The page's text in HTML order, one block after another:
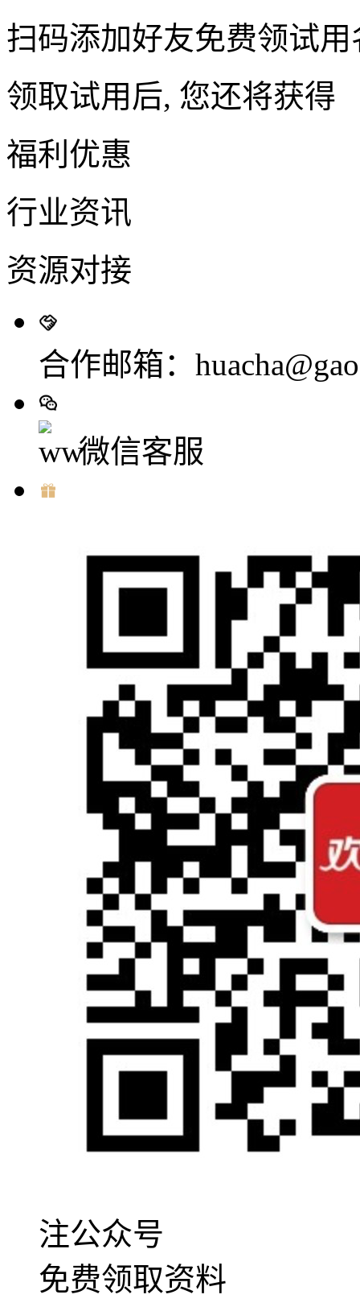
扫码添加好友免费领试用
领取试用后, 您还将获得
福利优惠
行业资讯
资源对接
合作邮箱：
微信客服
注公众号
免费领取资料